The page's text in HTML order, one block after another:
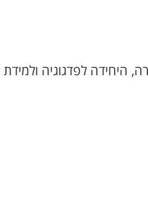
היחידה לפדגוגיה ולמידת